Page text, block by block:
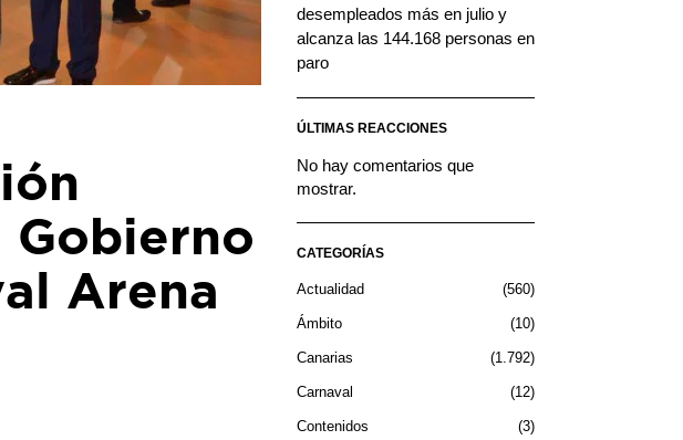
Gobierno
Arena
desempleados más en julio y
alcanza las 144.168 personas en
paro
ÚLTIMAS REACCIONES
No hay comentarios que
mostrar.
CATEGORÍAS
Actualidad 560
Ámbito 10
Canarias 1.792
Carnaval 12
Contenidos 3